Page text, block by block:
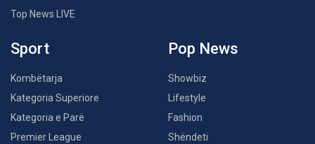
Top News LIVE
Sport
Kombëtarja
Kategoria Superiore
Kategoria e Parë
Premier League
Pop News
Showbiz
Lifestyle
Fashion
Shëndeti